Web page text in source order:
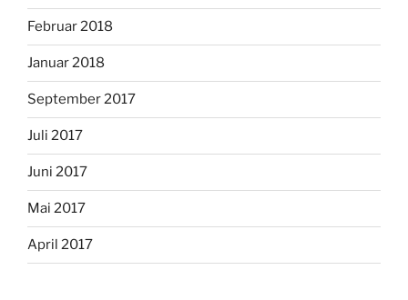
Februar 2018
Januar 2018
September 2017
Juli 2017
Juni 2017
Mai 2017
April 2017